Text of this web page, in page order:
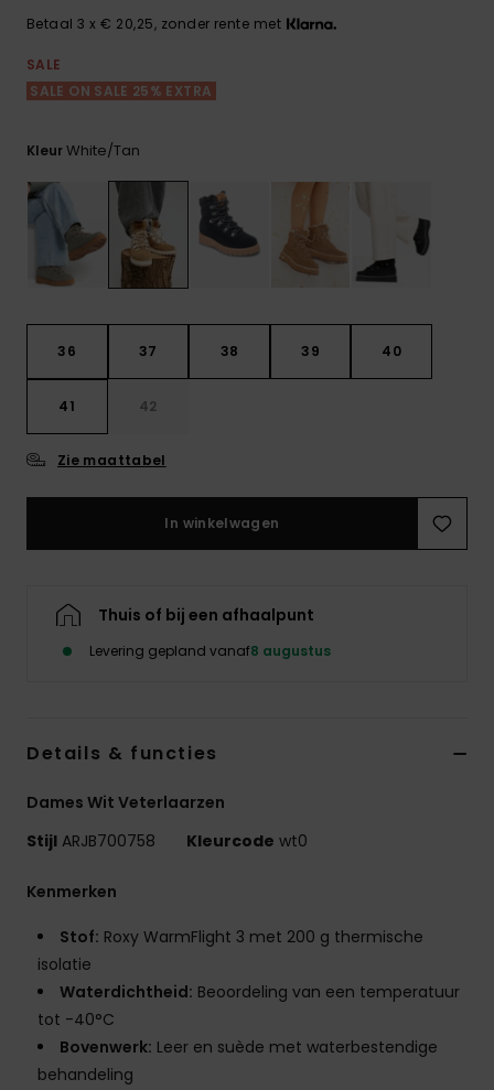
Zonnebrillen
Wetsuits
Accessoires
bekijken
Betaal 3 x € 20,25, zonder rente met
SALE
SALE ON SALE 25% EXTRA
KleurWhite/tan
36 37 38 39 40
41 42
Zie maattabel
In winkelwagen
Thuis of bij een afhaalpunt
Levering gepland vanaf8 augustus
Details & functies
Dames Wit Veterlaarzen
Stijl ARJB700758 Kleurcode wt0
Kenmerken
Stof: Roxy WarmFlight 3 met 200 g thermische
isolatie
Waterdichtheid: Beoordeling van een temperatuur
tot -40°C
Bovenwerk: Leer en suède met waterbestendige
behandeling